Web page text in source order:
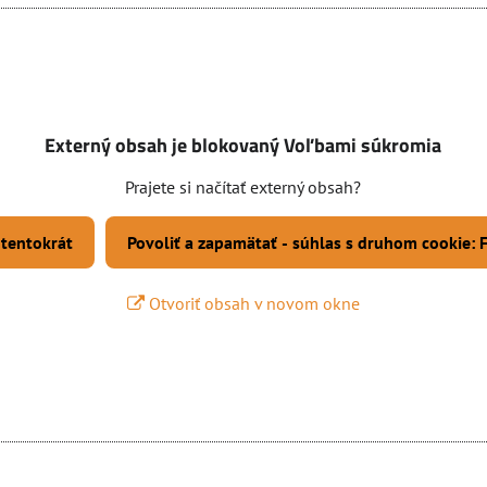
Externý obsah je blokovaný Voľbami súkromia
Prajete si načítať externý obsah?
Povoliť a zapamätať - súhlas s druhom cookie:
Otvoriť obsah v novom okne